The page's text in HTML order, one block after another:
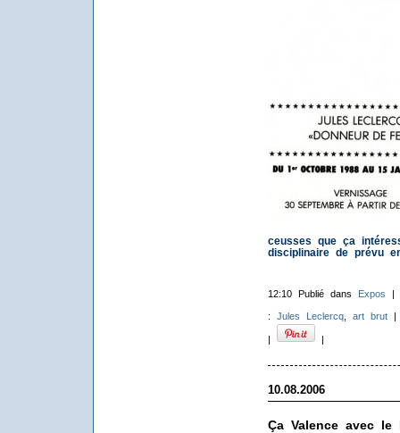
ceusses que ça
disciplinaire de prévu
12:10 Publié dans Expos |
: Jules Leclercq, art brut
| |
10.08.2006
Ça Valence avec le